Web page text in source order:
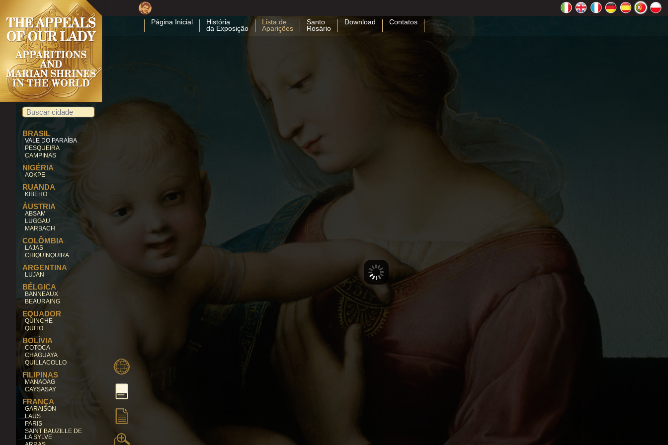
Página Inicial
História
da Exposição
Lista de
Aparições
Santo
Rosário
Download Contatos
BRASIL
VALE DO PARAÍBA
PESQUEIRA
CAMPINAS
NIGÉRIA
AOKPE
RUANDA
KIBEHO
ÁUSTRIA
ABSAM
LUGGAU
MARBACH
COLÔMBIA
LAJAS
CHIQUINQUIRA
ARGENTINA
LUJAN
BÉLGICA
BANNEAUX
BEAURAING
EQUADOR
QUINCHE
QUITO
BOLÍVIA
COTOCA
CHAGUAYA
QUILLACOLLO
FILIPINAS
MANAOAG
CAYSASAY
FRANÇA
GARAISON
LAUS
PARIS
SAINT BAUZILLE DE
LA SYLVE